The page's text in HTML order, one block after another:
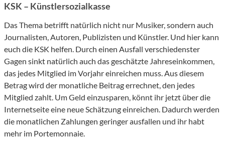
KSK – Künstlersozialkasse
Das Thema betrifft natürlich nicht nur Musiker, sondern auch
Journalisten, Autoren, Publizisten und Künstler. Und hier kann
euch die KSK helfen. Durch einen Ausfall verschiedenster
Gagen sinkt natürlich auch das geschätzte Jahreseinkommen,
das jedes Mitglied im Vorjahr einreichen muss. Aus diesem
Betrag wird der monatliche Beitrag errechnet, den jedes
Mitglied zahlt. Um Geld einzusparen, könnt ihr jetzt über die
Internetseite eine neue Schätzung einreichen. Dadurch werden
die monatlichen Zahlungen geringer ausfallen und ihr habt
mehr im Portemonnaie.